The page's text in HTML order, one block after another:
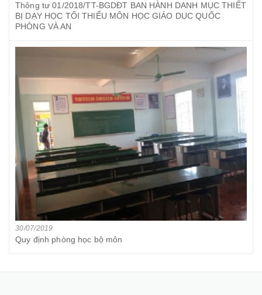
Thông tư 01/2018/TT-BGDĐT BAN HÀNH DANH MỤC THIẾT
BỊ DẠY HỌC TỐI THIỂU MÔN HỌC GIÁO DỤC QUỐC
PHÒNG VÀ AN
30/07/2019
Quy định phòng học bộ môn